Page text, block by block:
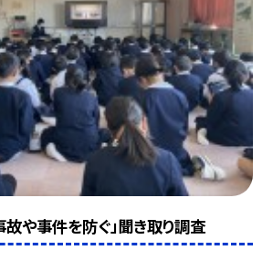
や事件を防ぐ」聞き取り調査